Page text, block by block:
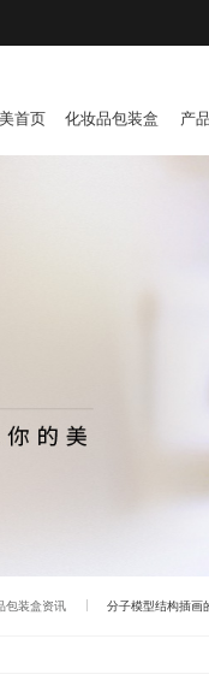
首页 化妆品包装盒 产
包装盒资讯 分子模型结构插画